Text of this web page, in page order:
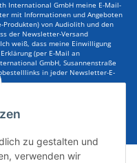
zu gestalten und
verwenden wir
International GmbH meine E-Mail-
mit Informationen und Angeboten
von Audiolith und den
der Newsletter-Versand
weiß, dass meine Einwilligung
(per E-Mail an
GmbH, Susannenstraße
in jeder Newsletter-E-